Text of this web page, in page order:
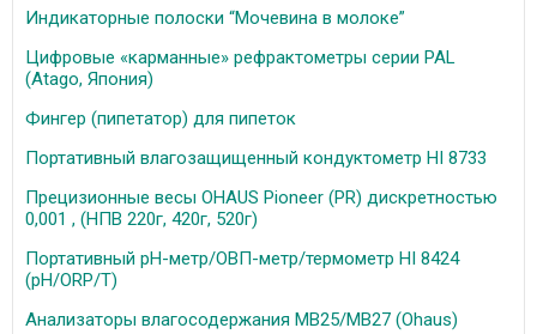
Индикаторные полоски “Мочевина в молоке”
Цифровые «карманные» рефрактометры серии PAL
(Atago, Япония)
Фингер (пипетатор) для пипеток
Портативный влагозащищенный кондуктометр HI 8733
Прецизионные весы OHAUS Pioneer (PR) дискретностью
0,001 , (НПВ 220г, 420г, 520г)
Портативный рН-метр/ОВП-метр/термометр HI 8424
(pH/ORP/T)
Анализаторы влагосодержания MB25/МВ27 (Ohaus)